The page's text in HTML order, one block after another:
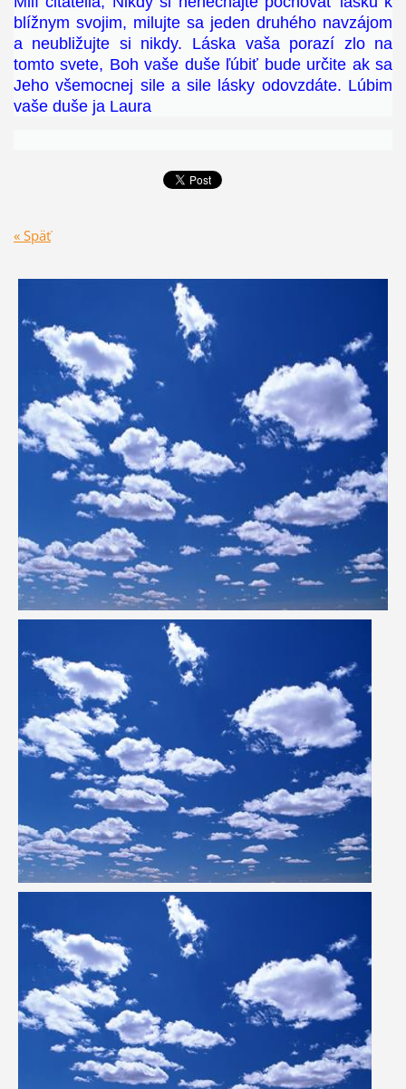
blížnym svojim, milujte sa jeden druhého navzájom
a neubližujte si nikdy. Láska vaša porazí zlo na
tomto svete, Boh vaše duše ľúbiť bude určite ak sa
Jeho všemocnej sile a sile lásky odovzdáte. Lúbim
vaše duše ja Laura
« Späť